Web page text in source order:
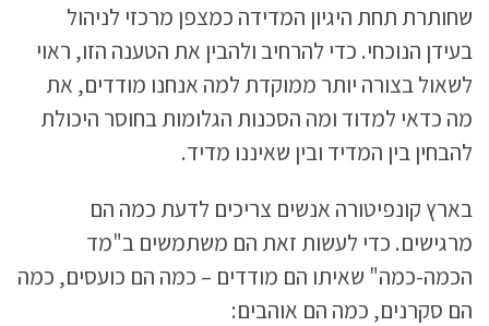
שחותרת תחת היגיון המדידה כמצפן מרכזי לניהול
בעידן הנוכחי. כדי להרחיב ולהבין את הטענה הזו, ראוי
לשאול בצורה יותר ממוקדת למה אנחנו מודדים, את
מה כדאי למדוד ומה הסכנות הגלומות בחוסר היכולת
להבחין בין המדיד ובין שאיננו מדיד.
בארץ קונפיטורה אנשים צריכים לדעת כמה הם
מרגישים. כדי לעשות זאת הם משתמשים ב"מד
הכמה-כמה" שאיתו הם מודדים – כמה הם כועסים, כמה
הם סקרנים, כמה הם אוהבים: